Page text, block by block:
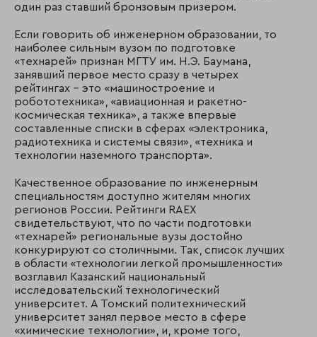
один раз ставший бронзовым призером.
Если говорить об инженерном образовании, то
наиболее сильным вузом по подготовке
«технарей» признан МГТУ им. Н.Э. Баумана,
занявший первое место сразу в четырех
рейтингах – это «машиностроение и
робототехника», «авиационная и ракетно-
космическая техника», а также впервые
составленные списки в сферах «электроника,
радиотехника и системы связи», «техника и
технологии наземного транспорта».
Качественное образование по инженерным
специальностям доступно жителям многих
регионов России. Рейтинги RAEX
свидетельствуют, что по части подготовки
«технарей» региональные вузы достойно
конкурируют со столичными. Так, список лучших
в области «технологии легкой промышленности»
возглавил Казанский национальный
исследовательский технологический
университет. А Томский политехнический
университет занял первое место в сфере
«химические технологии», и, кроме того,